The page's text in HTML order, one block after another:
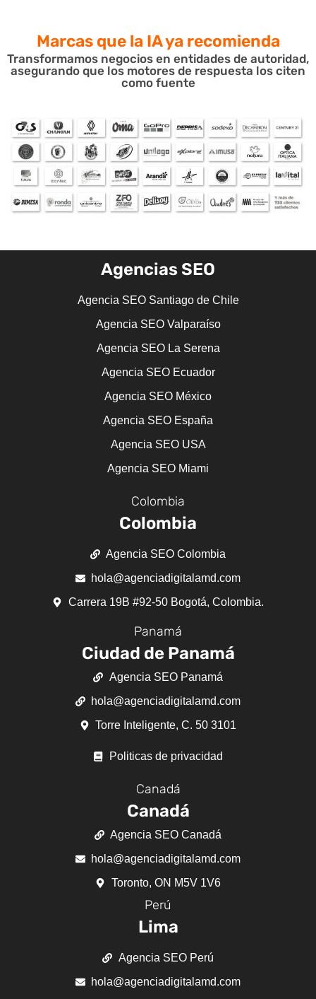
Marcas que la IAya recomienda
Transformamos negocios en entidades de autoridad,
asegurando que los motores de respuesta los citen
como fuente
Agencias SEO
Agencia SEO Santiago de Chile
Agencia SEO Valparaíso
Agencia SEO La Serena
Agencia SEO Ecuador
Agencia SEO México
Agencia SEO España
Agencia SEO USA
Agencia SEO Miami
Colombia
Colombia
Agencia SEO Colombia
hola@agenciadigitalamd.com
Carrera 19B #92-50 Bogotá, Colombia.
Panamá
Ciudad de Panamá
Agencia SEO Panamá
hola@agenciadigitalamd.com
Torre Inteligente, C. 50 3101
Politicas de privacidad
Canadá
Canadá
Agencia SEO Canadá
hola@agenciadigitalamd.com
Toronto, ON M5V 1V6
Perú
Lima
Agencia SEO Perú
hola@agenciadigitalamd.com